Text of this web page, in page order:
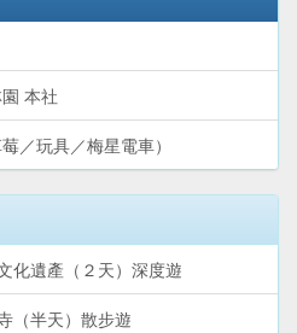
本社
／玩具／梅星電車）
化遺產（２天）深度遊
（半天）散步遊